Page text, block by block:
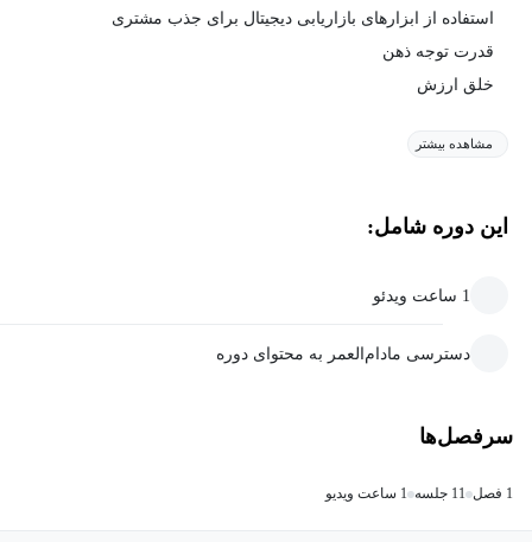
استفاده از ابزارهای بازاریابی دیجیتال برای جذب مشتری
قدرت توجه ذهن
خلق ارزش
مشاهده بیشتر
این دوره شامل:
1 ساعت ویدئو
دسترسی مادام‌العمر به محتوای دوره
سرفصل‌ها
1 فصل 11 جلسه 1 ساعت ویدیو